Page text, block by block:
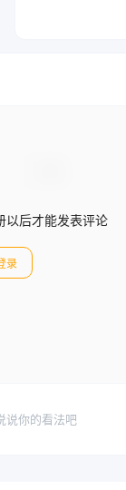
以后才能发表评论
录
说你的看法吧